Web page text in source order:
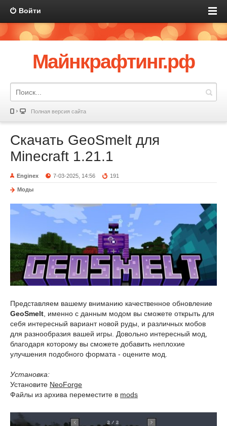
Войти
Майнкрафтинг.рф
Полная версия сайта
Скачать GeoSmelt для
Minecraft 1.21.1
Enginex 7-03-2025, 14:56 191
Моды
Представляем вашему вниманию качественное обновление
GeoSmelt, именно с данным модом вы сможете открыть для
себя интересный вариант новой руды, и различных мобов
для разнообразия вашей игры. Довольно интересный мод,
благодаря которому вы сможете добавить неплохие
улучшения подобного формата - оцените мод.
Установка:
Установите NeoForge
Файлы из архива переместите в mods